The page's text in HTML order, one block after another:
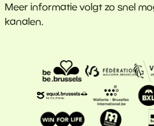
Meer informatie volgt zo snel
kanalen.